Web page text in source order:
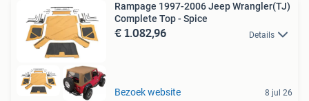
Rampage 1997-2006 Jeep Wrangler(TJ)
Complete Top - Spice
€ 1.082,96 Details
Bezoek website 8 jul 26